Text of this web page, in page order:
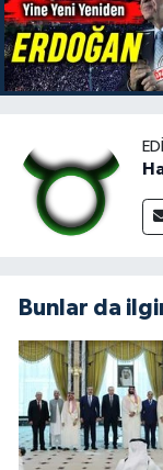
Bunlar da